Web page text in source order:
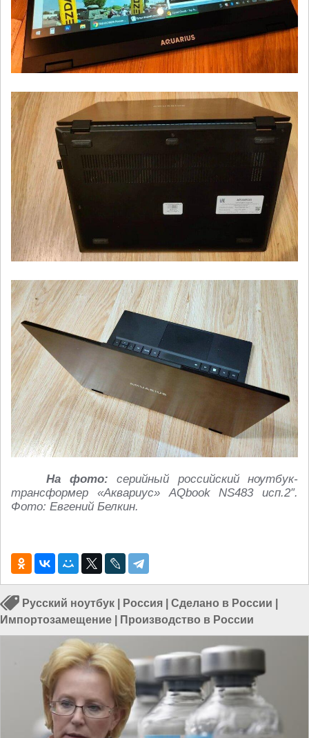
На фото: серийный российский ноутбук-
трансформер «Аквариус» AQbook NS483 исп.2″.
Фото: Евгений Белкин.
Русский ноутбук Россия Сделано в России
Импортозамещение
Производство в России